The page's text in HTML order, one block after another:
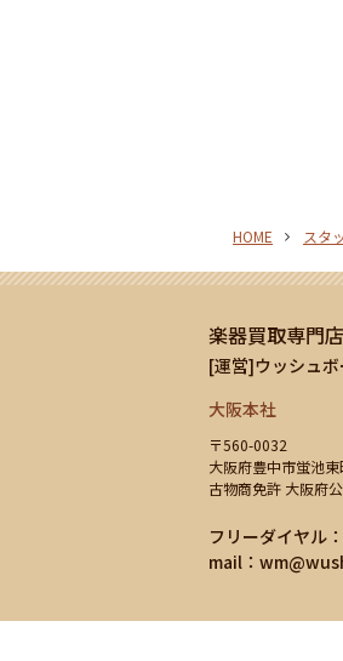
HOME スタ
楽器買取専門
[運営]ウッシュ
大阪本社
〒560-0032
大阪府豊中市蛍池
古物商免許 大阪府
フリーダイヤル
mail：